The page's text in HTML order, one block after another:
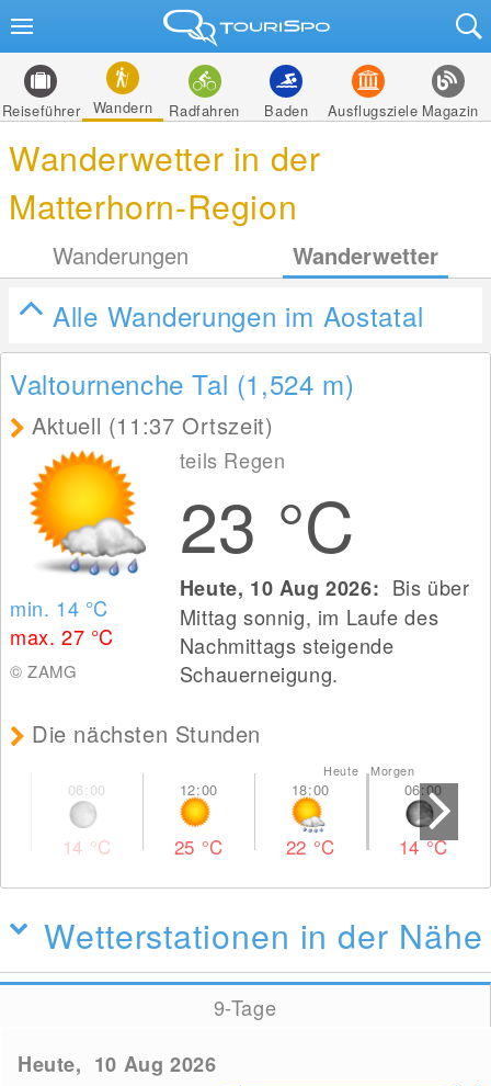
Reiseführer Wandern Radfahren Baden Ausflugsziele Magazin
Wanderwetter in der
Matterhorn-Region
Wanderungen Wanderwetter
Alle Wanderungen im Aostatal
Valtournenche Tal (1,524 m)
Aktuell (11:37 Ortszeit)
min. 14 °C
max. 27 °C
© ZAMG
teils Regen
23 °C
Heute, 10 Aug 2026: Bis über
Mittag sonnig, im Laufe des
Nachmittags steigende
Schauerneigung.
Die nächsten Stunden
14 °C 25 °C 22 °C
Heute Morgen
14°C
Wetterstationen in der Nähe
9-Tage
Heute, 10 Aug 2026